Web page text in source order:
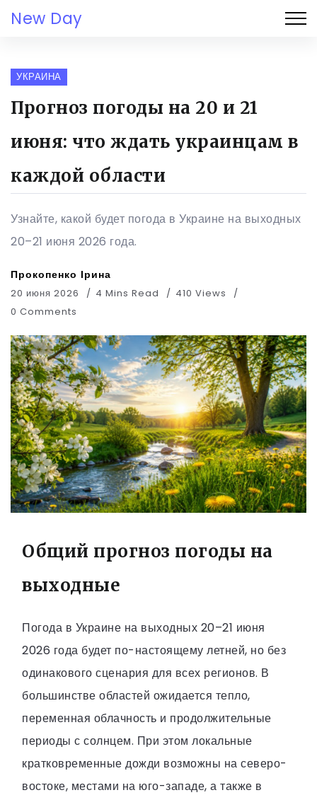
New Day
УКРАИНА
Прогноз погоды на 20 и 21
июня: что ждать украинцам в
каждой области
Узнайте, какой будет погода в Украине на выходных
20–21 июня 2026 года.
Прокопенко Ірина
20 июня 2026 4 Mins Read
410 Views
0 Comments
Общий прогноз погоды на
выходные
Погода в Украине на выходных 20–21 июня
2026 года будет по-настоящему летней, но без
одинакового сценария для всех регионов. В
большинстве областей ожидается тепло,
переменная облачность и продолжительные
периоды с солнцем. При этом локальные
кратковременные дожди возможны на северо-
востоке, местами на юго-западе, а также в